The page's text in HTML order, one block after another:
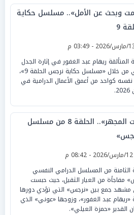
وبحث عن الأمل».. مسلسل حكاية
9
المتألقة ريهام عبد الغفور في إثارة الجدل
الفني الراقي من خلال «مسلسل حكاية نرجس الحلقة 9»،
كواحد من أعمق الأعمال الدرامية في
«أسرار تحت المجهر».. الحلقة 8 من مسلسل
الثامنة من المسلسل الدرامي النفسي
مفاجأة من العيار الثقيل، حيث حبست
مشهد جمع بين «نرجس» التي تؤدي دورها
«ريهام عبد الغفور»، وزوجها «عوني» الذي
القدير «حمزة العيلي».